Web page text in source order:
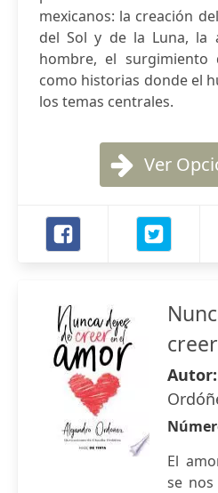
mexicanos: la creación
del Sol y de la Luna, la
hombre, el surgimiento
como historias donde el
los temas centrales.
Ver
Autor:
El
se nos